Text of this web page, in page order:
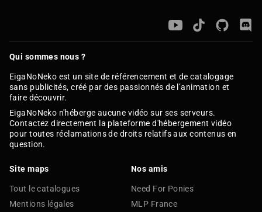
Qui sommes nous ?
EigaNoNeko est un site de référencement et de catalogage
sans publicités, créé par des passionnés de l’animation et
faire découvrir.
EigaNoNeko n'héberge aucune vidéo sur ses serveurs.
Contactez directement la plateforme d'hébergement vidéo
pour toutes réclamations de droits relatifs aux contenus en
question.
Site maps
Tout le catalogues
Mentions légales
Nos amis
Need For Ponies
MLP France